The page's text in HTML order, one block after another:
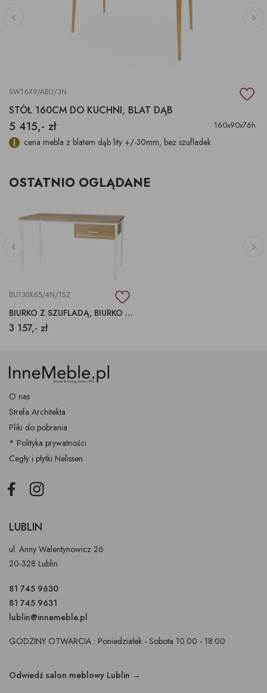
SW16X9/ABU/3N
STÓŁ 160CM DO KUCHNI, BLAT DĄB
5 415,- zł 160x90x76h
cena mebla z blatem dąb lity +/-30mm, bez szufladek
OSTATNIO OGLĄDANE
BU130X65/4N/1SZ
BIURKO Z SZUFLADĄ, BIURKO NA BIAŁEK METALOWEJ PODSTAWIE
3 157,- zł
O nas
Strefa Architekta
Pliki do pobrania
* Polityka prywatności
Cegły i płytki Nelissen
FacebookInstagram
LUBLIN
ul. Anny Walentynowicz 26
20-328 Lublin
81 745 9630
81 745 9631
lublin@innemeble.pl
GODZINY OTWARCIA : Poniedziałek - Sobota 10.00 - 18.00
Odwiedź salon meblowy Lublin →